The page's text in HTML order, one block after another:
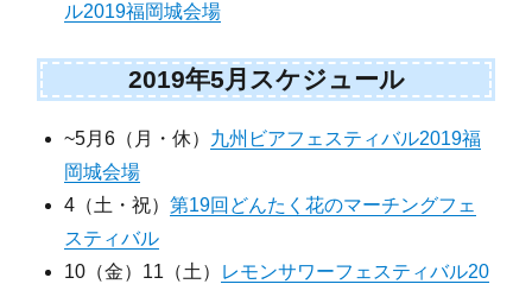
ル2019福岡城会場
2019年5月スケジュール
~5月6（月・休） 九州ビアフェスティバル2019福
岡城会場
4（土・祝）第19回どんたく花のマーチングフェ
スティバル
10（金）11（土） レモンサワーフェスティバル20